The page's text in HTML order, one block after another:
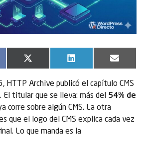
X
(Twitter)
LinkedIn Email
HTTP Archive publicó el capítulo CMS
. El titular que se lleva: más del 54% de
corre sobre algún CMS. La otra
que el logo del CMS explica cada vez
Lo que manda es la